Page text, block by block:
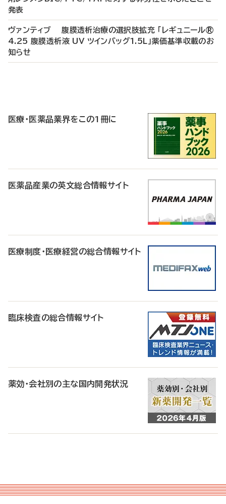
発表
ヴァンティブ 腹膜透析治療の選択肢拡充 「レギュニール®
4.25 腹膜透析液 UV ツインバッグ1.5L」薬価基準収載のお
知らせ
医療・医薬品業界をこの1冊に
医薬品産業の英文総合情報サイト
医療制度・医療経営の総合情報サイト
臨床検査の総合情報サイト
薬効・会社別の主な国内開発状況